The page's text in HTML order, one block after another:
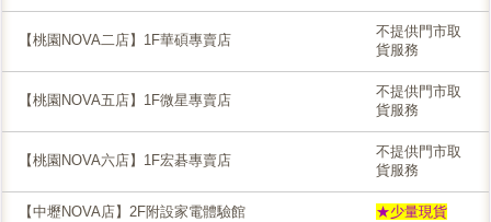
【桃園NOVA二店】1F華碩專賣店
不提供門市取
貨服務
【桃園NOVA五店】1F微星專賣店
不提供門市取
貨服務
【桃園NOVA六店】1F宏碁專賣店
不提供門市取
貨服務
【中壢NOVA店】2F附設家電體驗館 ★少量現貨